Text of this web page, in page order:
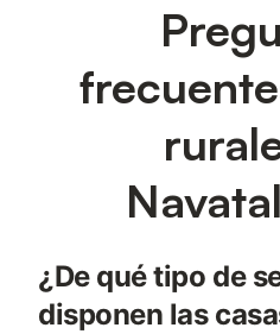
¿De qué tipo de
disponen las